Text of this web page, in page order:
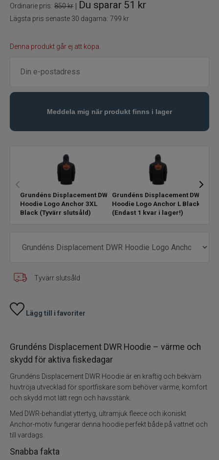
Vadarpaket
Vadarskor
Trolling
Specimenfiske
Ordinarie pris: 850 kr | Du sparar 51 kr
Lägsta pris senaste 30 dagarna: 799 kr
Denna produkt går ej att köpa.
Grundéns Displacement DWR
Hoodie Logo Anchor 3XL
Black (Tyvärr slutsåld)
Grundéns Displacement DWR
Hoodie Logo Anchor L Black
(Endast 1 kvar i lager!)
Tyvärr slutsåld
Lägg till i favoriter
Grundéns Displacement DWR Hoodie – värme och
skydd för aktiva fiskedagar
Grundéns Displacement DWR Hoodie är en kraftig och bekväm
huvtröja utvecklad för sportfiskare som behöver värme, komfort
och skydd mot lätt regn och havsstänk.
Med DWR-behandlat yttertyg, ultramjuk fleece och ikoniskt
Anchor-motiv fungerar denna hoodie perfekt både på vattnet och
till vardags.
Snabba fakta